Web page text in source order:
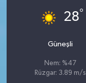
28°
Güneşli
Nem: %47
Rüzgar: 3.89 m/s